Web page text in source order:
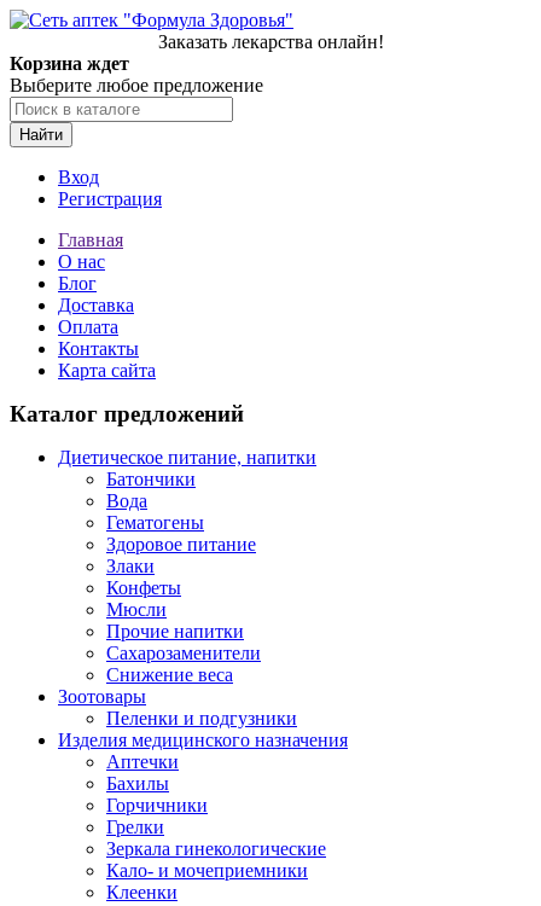
Заказать лекарства онлайн!
Корзина ждет
Выберите любое предложение
Найти
Вход
Регистрация
Главная
О нас
Блог
Доставка
Оплата
Контакты
Карта сайта
Каталог предложений
Диетическое питание, напитки
Батончики
Вода
Гематогены
Здоровое питание
Злаки
Конфеты
Мюсли
Прочие напитки
Сахарозаменители
Снижение веса
Зоотовары
Пеленки и подгузники
Изделия медицинского назначения
Аптечки
Бахилы
Горчичники
Грелки
Зеркала гинекологические
Кало- и мочеприемники
Клеенки